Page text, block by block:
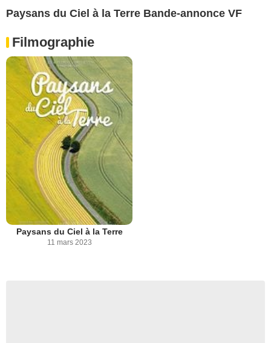
Paysans du Ciel à la Terre Bande-annonce VF
Filmographie
Paysans du Ciel à la Terre
11 mars 2023